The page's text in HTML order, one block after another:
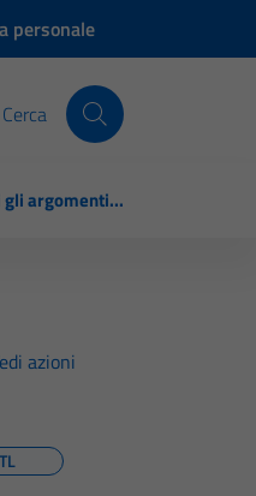
personale
Cerca
gli argomenti...
azioni